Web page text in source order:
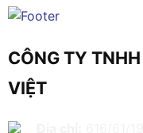
CÔNG TY
VIỆT